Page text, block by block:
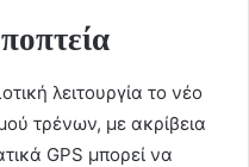
λειτουργία το νέο
τρένων, με ακρίβεια
GPS μπορεί να